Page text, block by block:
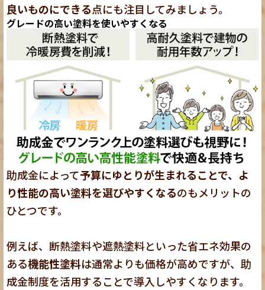
良いものにできる点にも注目してみましょう。
グレードの高い塗料を使いやすくなる
助成金によって予算にゆとりが生まれることで、よ
り性能の高い塗料を選びやすくなるのもメリットの
ひとつです。
例えば、断熱塗料や遮熱塗料といった省エネ効果の
ある機能性塗料は通常よりも価格が高めですが、助
成金制度を活用することで導入しやすくなります。